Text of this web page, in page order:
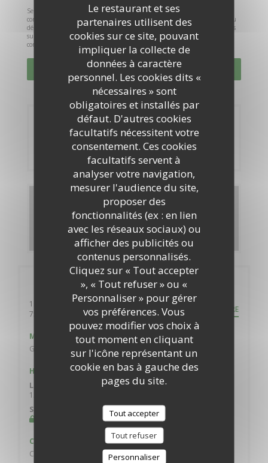
Le restaurant et ses
partenaires utilisent des
cookies sur ce site, pouvant
impliquer la collecte de
données à caractère
personnel. Les cookies dits «
nécessaires » sont
obligatoires et installés par
défaut. D'autres cookies
facultatifs nécessitent votre
consentement. Ces cookies
facultatifs servent à
analyser votre navigation,
mesurer l'audience du site,
proposer des
fonctionnalités (ex : en lien
avec les réseaux sociaux) ou
afficher des publicités ou
contenus personnalisés.
Cliquez sur « Tout accepter
», « Tout refuser » ou «
Personnaliser » pour gérer
vos préférences. Vous
pouvez modifier vos choix à
tout moment en cliquant
sur l'icône représentant un
cookie en bas à gauche des
pages du site.
Tout accepter
Tout refuser
Personnaliser
Selon l'article L.223-2 du code de la consommation, il est rappelé que le
consommateur peut user de son droit à s'inscrire sur la liste d'opposition au
démarchage téléphonique Bloctel :bloctel.gouv.fr. Pour plus d'informations
sur le traitement de vos données, consultez notrepolitique de
confidentialité
Réservation
RÉSERVER
Cartes & Menus
DÉCOUVRIR NOTRE CARTE
Infos pratiques
10 rue de Belzunce
75010 Paris
((ouvre une nouvelle fenêtre)) ITINÉRAIRE
Métro
Gare du nord, Poissonnière
Horaires
Lun
12h00 - 13h30
Sam
Cuisine
Cuisine Moderne, Française Traditionnelle